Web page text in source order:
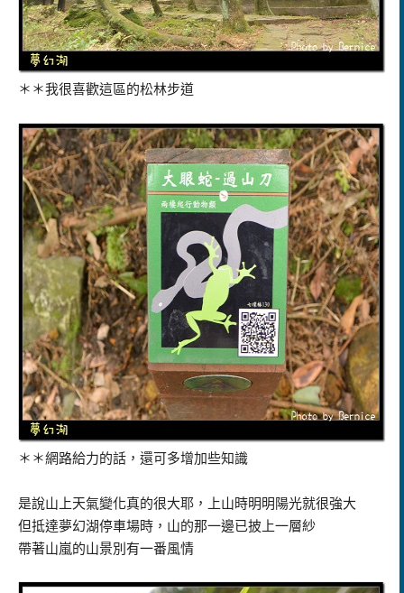
＊＊我很喜歡這區的松林步道
＊＊網路給力的話，還可多增加些知識
是說山上天氣變化真的很大耶，上山時明明陽光就很強大
但抵達夢幻湖停車場時，山的那一邊已披上一層紗
帶著山嵐的山景別有一番風情